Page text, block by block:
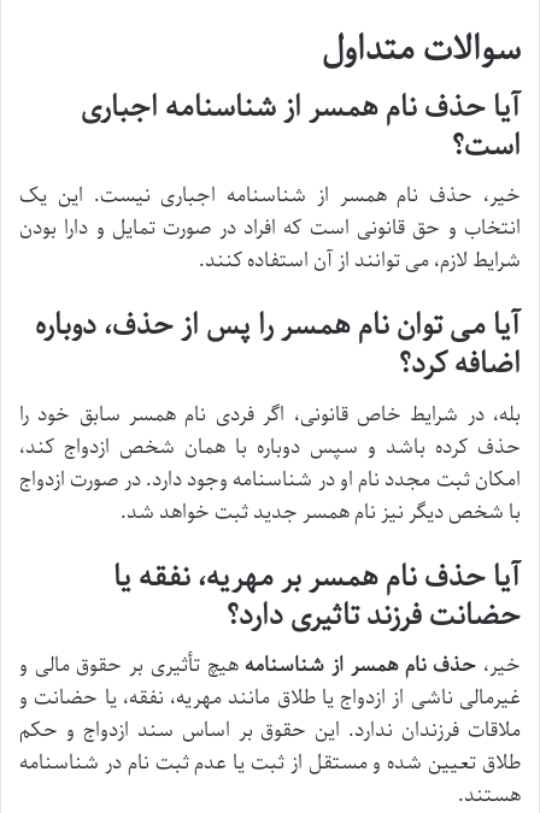
سوالات متداول
آیا حذف نام همسر از شناسنامه اجباری
است؟
خیر، حذف نام همسر از شناسنامه اجباری نیست. این یک
انتخاب و حق قانونی است که افراد در صورت تمایل و دارا بودن
شرایط لازم، می توانند از آن استفاده کنند.
آیا می توان نام همسر را پس از حذف، دوباره
اضافه کرد؟
بله، در شرایط خاص قانونی، اگر فردی نام همسر سابق خود را
حذف کرده باشد و سپس دوباره با همان شخص ازدواج کند،
امکان ثبت مجدد نام او در شناسنامه وجود دارد. در صورت ازدواج
با شخص دیگر نیز نام همسر جدید ثبت خواهد شد.
آیا حذف نام همسر بر مهریه، نفقه یا
حضانت فرزند تاثیری دارد؟
خیر، حذف نام همسر از شناسنامه هیچ تأثیری بر حقوق مالی و
غیرمالی ناشی از ازدواج یا طلاق مانند مهریه، نفقه، یا حضانت و
ملاقات فرزندان ندارد. این حقوق بر اساس سند ازدواج و حکم
طلاق تعیین شده و مستقل از ثبت یا عدم ثبت نام در شناسنامه
هستند.